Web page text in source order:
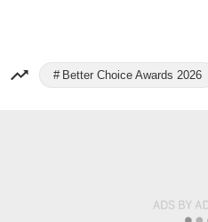
Better Choice Awards 2026